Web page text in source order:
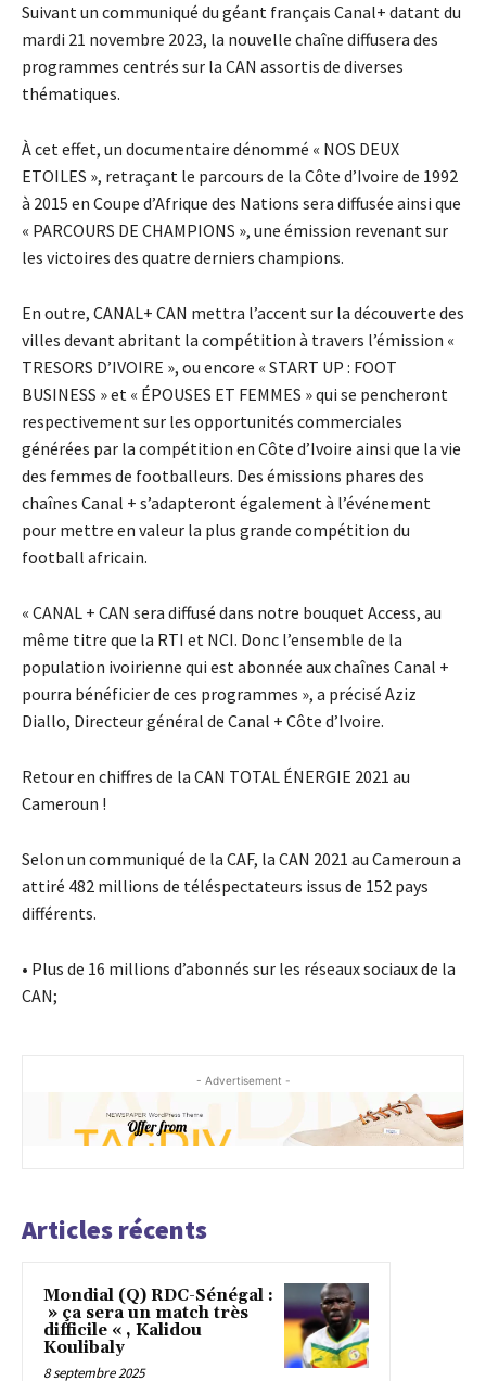
Suivant un communiqué du géant français Canal+ datant du
mardi 21 novembre 2023, la nouvelle chaîne diffusera des
programmes centrés sur la CAN assortis de diverses
thématiques.
À cet effet, un documentaire dénommé « NOS DEUX
ETOILES », retraçant le parcours de la Côte d’Ivoire de 1992
à 2015 en Coupe d’Afrique des Nations sera diffusée ainsi que
« PARCOURS DE CHAMPIONS », une émission revenant sur
les victoires des quatre derniers champions.
En outre, CANAL+ CAN mettra l’accent sur la découverte des
villes devant abritant la compétition à travers l’émission «
TRESORS D’IVOIRE », ou encore « START UP : FOOT
BUSINESS » et « ÉPOUSES ET FEMMES » qui se pencheront
respectivement sur les opportunités commerciales
générées par la compétition en Côte d’Ivoire ainsi que la vie
des femmes de footballeurs. Des émissions phares des
chaînes Canal + s’adapteront également à l’événement
pour mettre en valeur la plus grande compétition du
football africain.
« CANAL + CAN sera diffusé dans notre bouquet Access, au
même titre que la RTI et NCI. Donc l’ensemble de la
population ivoirienne qui est abonnée aux chaînes Canal +
pourra bénéficier de ces programmes », a précisé Aziz
Diallo, Directeur général de Canal + Côte d’Ivoire.
Retour en chiffres de la CAN TOTAL ÉNERGIE 2021 au
Cameroun !
Selon un communiqué de la CAF, la CAN 2021 au Cameroun a
attiré 482 millions de téléspectateurs issus de 152 pays
différents.
• Plus de 16 millions d’abonnés sur les réseaux sociaux de la
CAN;
- Advertisement -
Articles récents
Mondial (Q) RDC-Sénégal :
» ça sera un match très
difficile « , Kalidou
Koulibaly
8 septembre 2025